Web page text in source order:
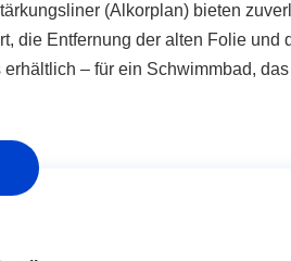
(Alkorplan) bieten
die Entfernung der alten Folie und
– für ein Schwimmbad,